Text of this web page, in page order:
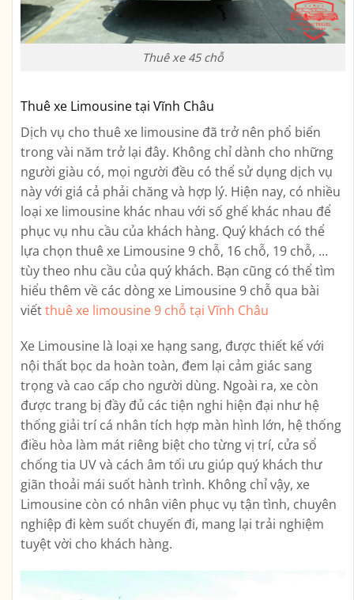
Thuê xe 45 chỗ
Thuê xe Limousine tại Vĩnh Châu
Dịch vụ cho thuê xe limousine đã trở nên phổ biến
trong vài năm trở lại đây. Không chỉ dành cho những
người giàu có, mọi người đều có thể sử dụng dịch vụ
này với giá cả phải chăng và hợp lý. Hiện nay, có nhiều
loại xe limousine khác nhau với số ghế khác nhau để
phục vụ nhu cầu của khách hàng. Quý khách có thể
lựa chọn thuê xe Limousine 9 chỗ, 16 chỗ, 19 chỗ, …
tùy theo nhu cầu của quý khách. Bạn cũng có thể tìm
hiểu thêm về các dòng xe Limousine 9 chỗ qua bài
viếtthuê xe limousine 9 chỗ tại Vĩnh Châu
Xe Limousine là loại xe hạng sang, được thiết kế với
nội thất bọc da hoàn toàn, đem lại cảm giác sang
trọng và cao cấp cho người dùng. Ngoài ra, xe còn
được trang bị đầy đủ các tiện nghi hiện đại như hệ
thống giải trí cá nhân tích hợp màn hình lớn, hệ thống
điều hòa làm mát riêng biệt cho từng vị trí, cửa sổ
chống tia UV và cách âm tối ưu giúp quý khách thư
giãn thoải mái suốt hành trình. Không chỉ vậy, xe
Limousine còn có nhân viên phục vụ tận tình, chuyên
nghiệp đi kèm suốt chuyến đi, mang lại trải nghiệm
tuyệt vời cho khách hàng.